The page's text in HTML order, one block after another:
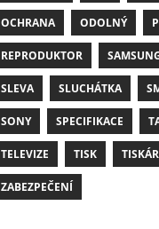
OCHRANA ODOLNÝ
REPRODUKTOR
SLEVA SLUCHÁTKA
SONY SPECIFIKACE
TELEVIZE TISK
ZABEZPEČENÍ